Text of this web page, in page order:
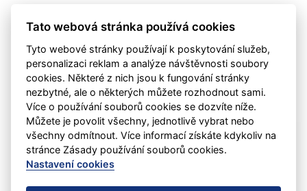
Hodnocení jarní části sezóny žáci + dorost
Tato webová stránka používá cookies
Tyto webové stránky používají k poskytování služeb,
personalizaci reklam a analýze návštěvnosti soubory
cookies. Některé z nich jsou k fungování stránky
nezbytné, ale o některých můžete rozhodnout sami.
Více o používání souborů cookies se dozvíte níže.
Můžete je povolit všechny, jednotlivě vybrat nebo
všechny odmítnout. Více informací získáte kdykoliv na
stránce Zásady používání souborů cookies.
Nastavení cookies